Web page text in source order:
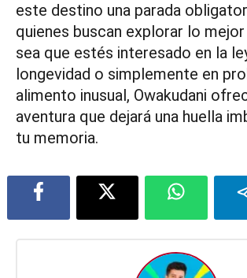
este destino una parada
quienes buscan explorar lo
sea que estés interesado en la
longevidad o simplemente en
alimento inusual, Owakudani
aventura que dejará una huella
tu memoria.